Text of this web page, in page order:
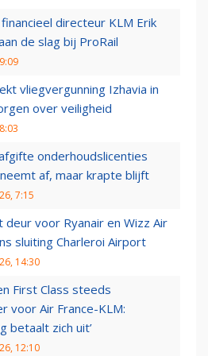
directeur KLM Erik
de slag bij ProRail
vliegvergunning Izhavia in
over veiligheid
onderhoudslicenties
af, maar krapte blijft
7:15
deur voor Ryanair en Wizz Air
sluiting Charleroi Airport
14:30
First Class steeds
voor Air France-KLM:
betaalt zich uit’
12:10